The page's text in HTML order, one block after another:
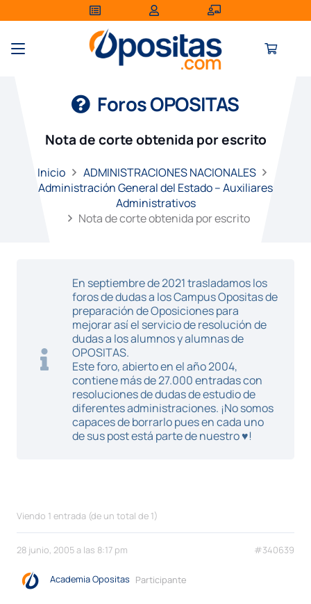
Foros OPOSITAS
Nota de corte obtenida por escrito
Inicio
ADMINISTRACIONES NACIONALES
Administración General del Estado – Auxiliares
Administrativos
Nota de corte obtenida por escrito
En septiembre de 2021 trasladamos los
foros de dudas a los Campus Opositas de
preparación de Oposiciones para
mejorar así el servicio de resolución de
dudas a los alumnos y alumnas de
OPOSITAS.
Este foro, abierto en el año 2004,
contiene más de 27.000 entradas con
resoluciones de dudas de estudio de
diferentes administraciones. ¡No somos
capaces de borrarlo pues en cada uno
de sus post está parte de nuestro ♥!
Viendo 1 entrada (de un total de 1)
28 junio, 2005 a las 8:17 pm #340639
Academia Opositas Participante